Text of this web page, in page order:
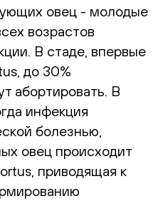
овец - молодые
возрастов
В стаде, впервые
до 30%
абортировать. В
инфекция
болезнью,
овец происходит
приводящая к